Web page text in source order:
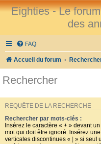
Eighties - Le
des
FAQ
Accueil du forum
Rechercher
REQUÊTE DE LA RECHERCHE
Rechercher par mots-clés :
Insérez le caractère « + » devant
mot qui doit être ignoré. Insérez
verticales discontinues « | » si seul